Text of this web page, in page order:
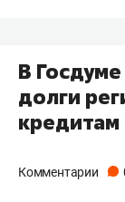
В
долги
кредитам
Комментарии